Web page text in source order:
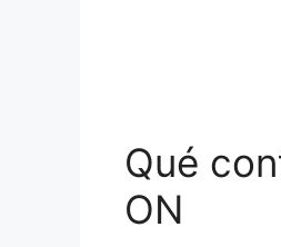
Qué
ON